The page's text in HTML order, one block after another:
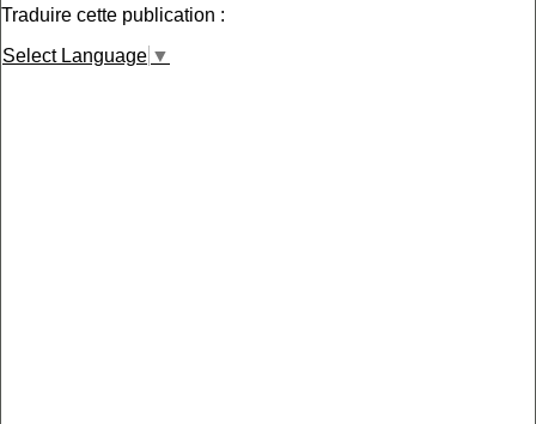
Traduire cette publication :
Select Language ▼